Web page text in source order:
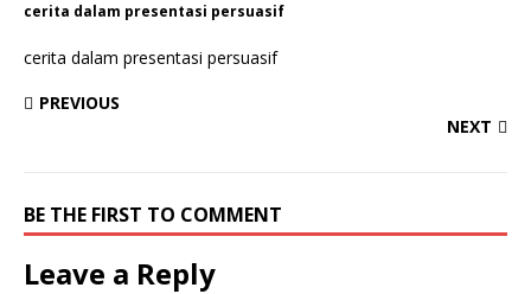
cerita dalam presentasi persuasif
cerita dalam presentasi persuasif
PREVIOUS
NEXT
BE THE FIRST TO COMMENT
Leave a Reply